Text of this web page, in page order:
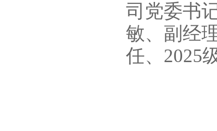
司党委书
敏、副经
任、2025